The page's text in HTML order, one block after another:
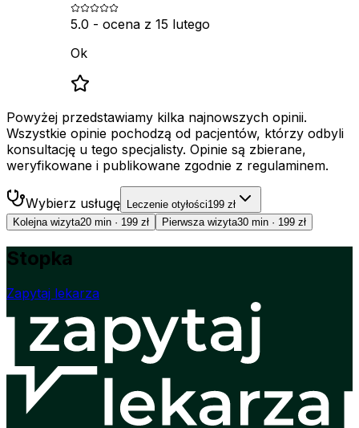
5.0 - ocena z 15 lutego
Ok
Powyżej przedstawiamy kilka najnowszych opinii.
Wszystkie opinie pochodzą od pacjentów, którzy odbyli
konsultację u tego specjalisty. Opinie są zbierane,
weryfikowane i publikowane zgodnie z regulaminem.
Wybierz usługę Leczenie otyłości199 zł
Kolejna wizyta20 min · 199 zł Pierwsza wizyta30 min · 199 zł
Stopka
Zapytaj lekarza